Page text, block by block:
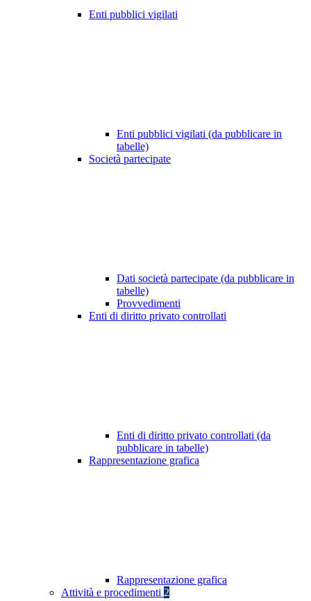
Enti pubblici vigilati
Enti pubblici vigilati (da pubblicare in
tabelle)
Società partecipate
Dati società partecipate (da pubblicare in
tabelle)
Provvedimenti
Enti di diritto privato controllati
Enti di diritto privato controllati (da
pubblicare in tabelle)
Rappresentazione grafica
Rappresentazione grafica
Attività e procedimenti 2